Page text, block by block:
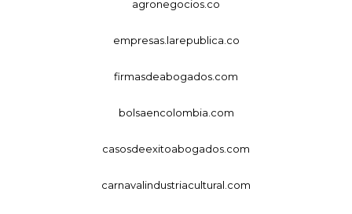
agronegocios.co
empresas.larepublica.co
firmasdeabogados.com
bolsaencolombia.com
casosdeexitoabogados.com
carnavalindustriacultural.com